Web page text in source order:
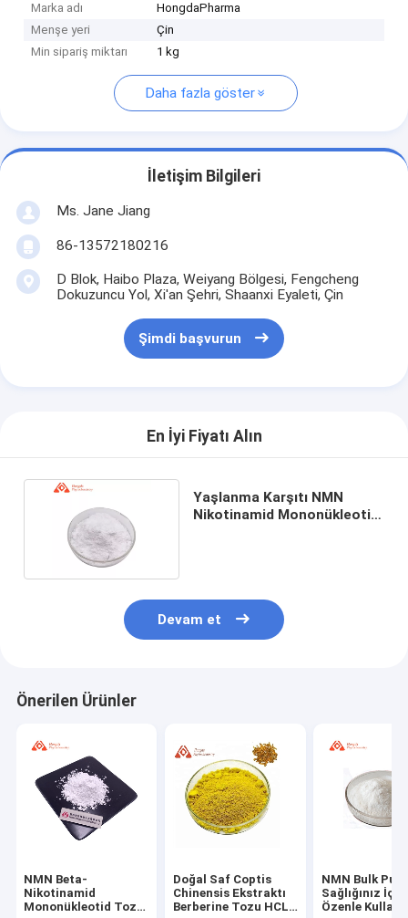
Marka adı
HongdaPharma
Menşe yeri
Çin
Min sipariş miktarı
1 kg
Daha fazla göster
İletişim Bilgileri
Ms. Jane Jiang
86-13572180216
D Blok, Haibo Plaza, Weiyang Bölgesi, Fengcheng
Dokuzuncu Yol, Xi'an Şehri, Shaanxi Eyaleti, Çin
Şimdi başvurun
En İyi Fiyatı Alın
Yaşlanma Karşıtı NMN
Nikotinamid Mononükleotit
Devam et
Önerilen Ürünler
NMN Beta-
Nikotinamid
Mononükleotid Tozu
Doğal Saf Coptis
Chinensis Ekstraktı
Berberine Tozu HCL
NMN Bulk
Sağlığınız İçin
Özenle